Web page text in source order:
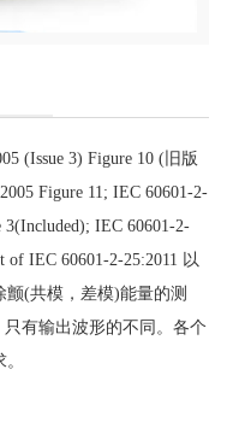
(Issue 3) Figure 10 (旧版
Figure 11; IEC 60601-2-
3(Included); IEC 60601-2-
of IEC 60601-2-25:2011 以
颤(共模，差模)能量的测
有输出波形的不同。各个